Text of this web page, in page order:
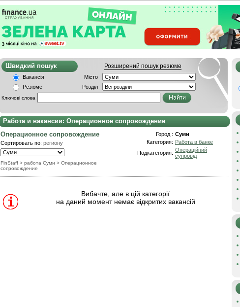
Швидкий пошук Розширений пошук резюме
Вакансія
Місто
Резюме
Розділ
Ключові слова
Работа и вакансии: Операционное сопровождение
Операционное сопровождение
Сортировать по: региону
FinStaff > работа Суми > Операционное
сопровождение
Город : Суми
Категория: Работа в банке
Подкатегория: Операційний
супровід
Вибачте, але в цій категорії
на даний момент немає відкритих вакансій